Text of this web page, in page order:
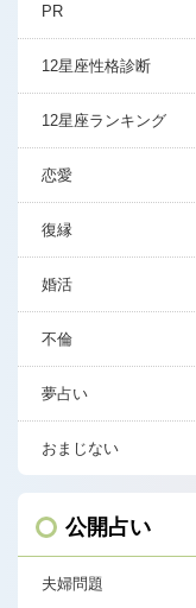
PR
12星座性格診断
12星座ランキング
恋愛
復縁
婚活
不倫
夢占い
おまじない
公開占い
夫婦問題